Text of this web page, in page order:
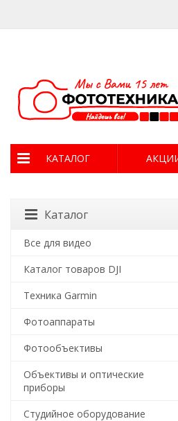
КАТАЛОГ
Каталог
Все для видео
Каталог товаров DJI
Техника Garmin
Фотоаппараты
Фотообъективы
Объективы и оптические
приборы
Студийное оборудование